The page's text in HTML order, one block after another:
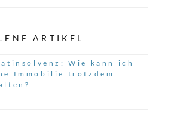
ARTIKEL
Wie kann ich
Immobilie trotzdem